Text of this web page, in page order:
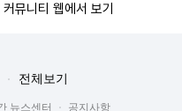
뮤니티 웹에서 보기
전체보기
뉴스센터 공지사항